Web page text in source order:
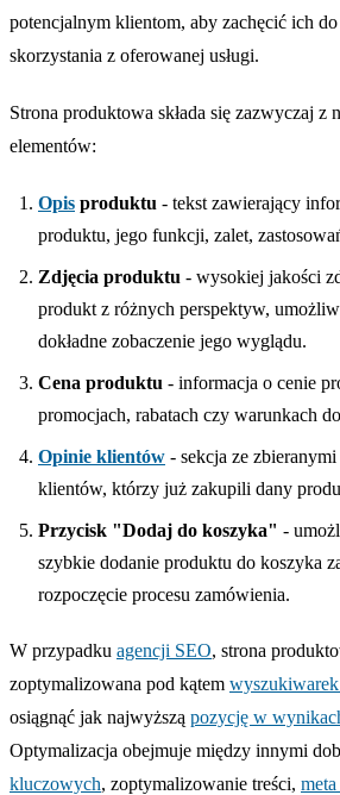
potencjalnym klientom, aby zachęcić ich
skorzystania z oferowanej usługi.
Strona produktowa składa się zazwyczaj z
elementów:
Opis produktu - tekst zawierający
produktu, jego funkcji, zalet,
Zdjęcia produktu - wysokiej jakości
produkt z różnych perspektyw,
dokładne zobaczenie jego wyglądu.
Cena produktu - informacja o cenie
promocjach, rabatach czy warunkach
Opinie klientów - sekcja ze
klientów, którzy już zakupili dany
Przycisk "Dodaj do koszyka" -
szybkie dodanie produktu do koszyka
rozpoczęcie procesu zamówienia.
W przypadku agencji SEO, strona
zoptymalizowana pod kątem
osiągnąć jak najwyższą pozycję w
Optymalizacja obejmuje między innymi
kluczowych, zoptymalizowanie treści,